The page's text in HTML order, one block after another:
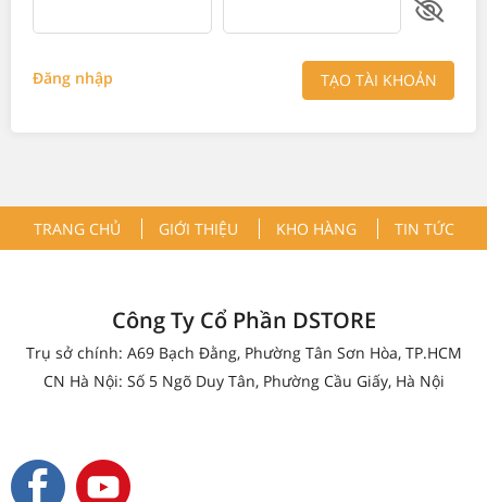
Đăng nhập TẠO TÀI KHOẢN
TRANG CHỦ GIỚI THIỆU KHO HÀNG TIN TỨC
Công Ty Cổ Phần DSTORE
Trụ sở chính: A69 Bạch Đằng, Phường Tân Sơn Hòa, TP.HCM
CN Hà Nội: Số 5 Ngõ Duy Tân, Phường Cầu Giấy, Hà Nội